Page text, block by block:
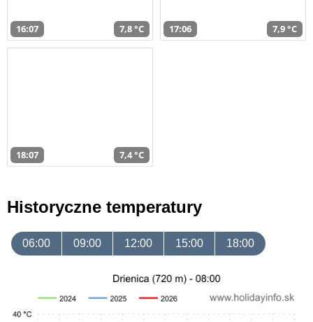
16:07 7,8 °C 17:06 7,9 °C
18:07 7,4 °C
Historyczne temperatury
06:00 09:00 12:00 15:00 18:00